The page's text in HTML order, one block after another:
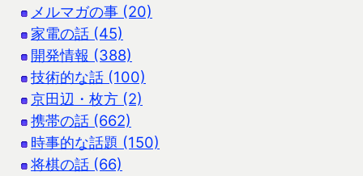
メルマガの事 (20)
家電の話 (45)
開発情報 (388)
技術的な話 (100)
京田辺・枚方 (2)
携帯の話 (662)
時事的な話題 (150)
将棋の話 (66)